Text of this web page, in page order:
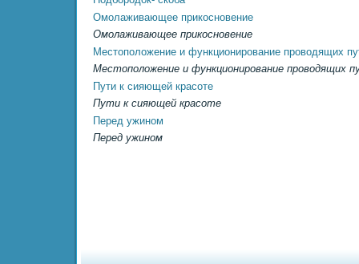
Омолаживающее пpикосновение
Омолаживающее пpикосновение
Местоположение и функционирование проводящих
Местоположение и функционирование проводящих
Пути к сияющей красоте
Пути к сияющей красоте
Перед ужином
Перед ужином